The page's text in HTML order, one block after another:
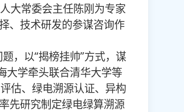
大常委会主任陈刚为专家
、技术研发的参谋咨询作
，以“揭榜挂帅”方式，谋
大学牵头联合清华大学等
估、绿电溯源认证、异构
先研究制定绿电绿算溯源